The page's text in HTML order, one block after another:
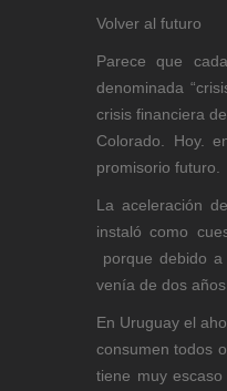
Volver al futuro
Parece que
denominada
crisis financiera
Colorado. Hoy.
promisorio futuro.
La aceleración
instaló como
porque debido
venía de dos
En Uruguay el
consumen todos
tiene muy